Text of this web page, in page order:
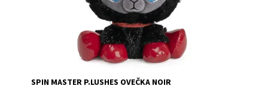
SPIN MASTER P.LUSHES OVEČKA NOIR